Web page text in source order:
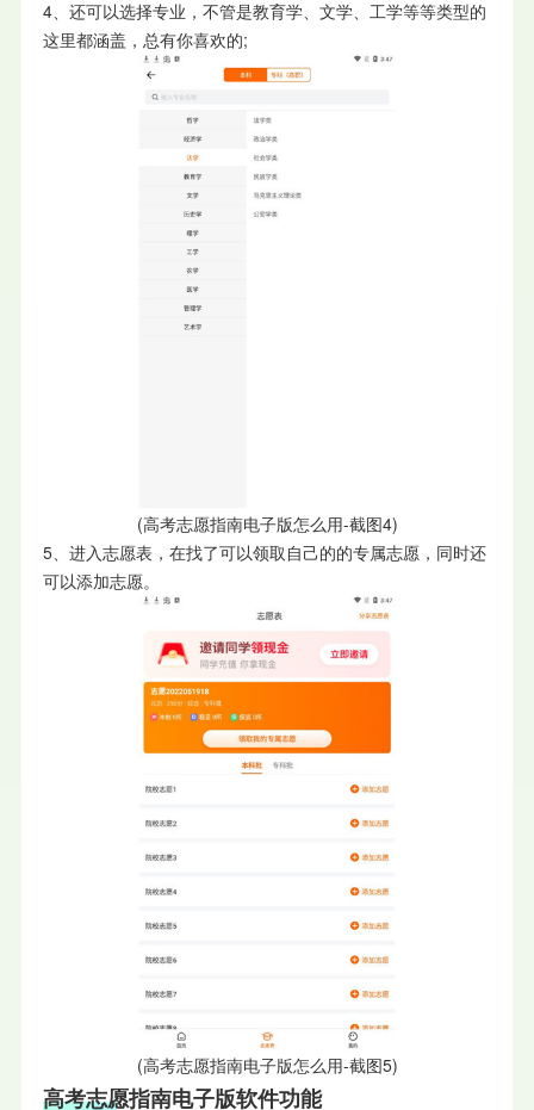
4、还可以选择专业，不管是教育学、文学、工学等等类型的
这里都涵盖，总有你喜欢的;
(高考志愿指南电子版怎么用-截图4)
5、进入志愿表，在找了可以领取自己的的专属志愿，同时还
可以添加志愿。
(高考志愿指南电子版怎么用-截图5)
高考志愿指南电子版软件功能